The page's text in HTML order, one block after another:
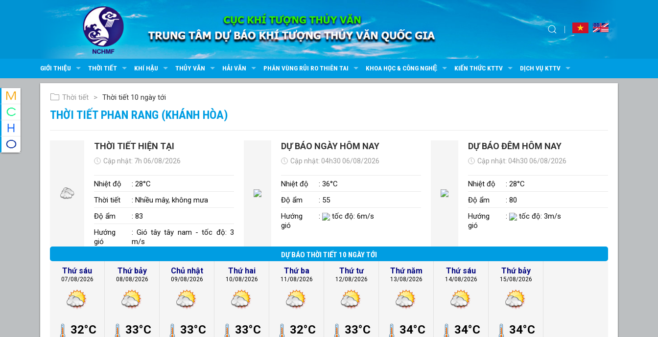
GIỚI THIỆU THỜI TIẾT KHÍ HẬU THỦY VĂN HẢI VĂN PHÂN VÙNG RỦI RO THIÊN TAI KHOA HỌC & CÔNG NGHỆ KIẾN THỨC KTTV DỊCH VỤ KTTV
Thời tiết Thời tiết 10 ngày tới
THỜI TIẾT PHAN RANG (KHÁNH HÒA)
THỜI TIẾT HIỆN TẠI
Cập nhật: 7h 06/08/2026
Nhiệt độ
: 28°C
Thời tiết
: Nhiều mây, không mưa
Độ ẩm
: 83
Hướng
gió
: Gió tây tây nam - tốc độ: 3
m/s
DỰ BÁO NGÀY HÔM NAY
Cập nhật: 04h30 06/08/2026
Nhiệt độ
: 36°C
Độ ẩm
: 55
Hướng
gió
: tốc độ: 6m/s
DỰ BÁO ĐÊM HÔM NAY
Cập nhật: 04h30 06/08/2026
Nhiệt độ
: 28°C
Độ ẩm
: 80
Hướng
gió
: tốc độ: 3m/s
DỰ BÁO THỜI TIẾT 10 NGÀY TỚI
Thứ sáu
07/08/2026
32°C
Thứ bảy
08/08/2026
33°C
Chủ nhật
09/08/2026
33°C
Thứ hai
10/08/2026
33°C
Thứ ba
11/08/2026
32°C
Thứ tư
12/08/2026
33°C
Thứ năm
13/08/2026
34°C
Thứ sáu
14/08/2026
34°C
Thứ bảy
15/08/2026
34°C